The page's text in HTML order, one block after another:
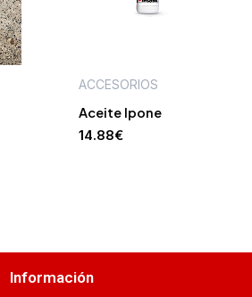
ACCESORIOS
Aceite Ipone
14.88€
Información